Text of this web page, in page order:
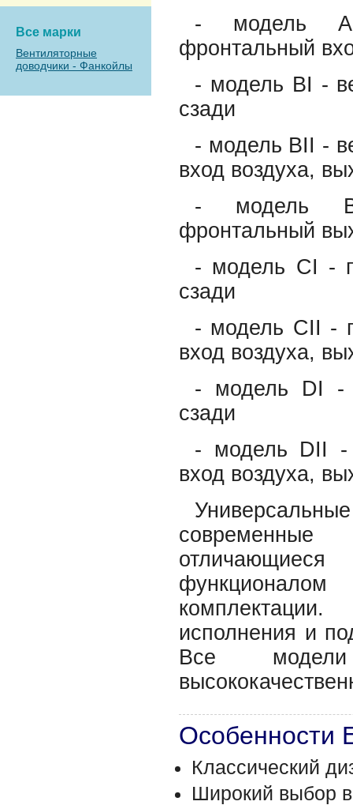
Все марки
Вентиляторные
доводчики - Фанкойлы
- модель AII
фронтальный
- модель BI -
сзади
- модель BII -
вход воздуха,
- модель
фронтальный
- модель CI -
сзади
- модель CII -
вход воздуха,
- модель DI -
сзади
- модель DII -
вход воздуха,
современные
исполнения и
Все
Особенности
Классический
Широкий выбор